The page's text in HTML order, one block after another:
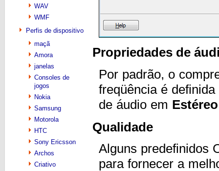
WAV
WMF
Perfis de dispositivo
maçã
Amora
janelas
Consoles de
jogos
Nokia
Samsung
Motorola
HTC
Sony Ericsson
Archos
Criativo
Propriedades de
Por padrão, o
freqüência é
de áudio em Estéreo
Qualidade
Alguns predefinidos
para fornecer a